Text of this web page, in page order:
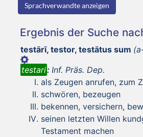
Sprachverwandte anzeigen
Ergebnis der Suche
testārī, testor, testātus sum
testari: Inf. Präs. Dep.
als Zeugen anrufen, zum
schwören, bezeugen
bekennen, versichern,
seinen letzten Willen
Testament machen